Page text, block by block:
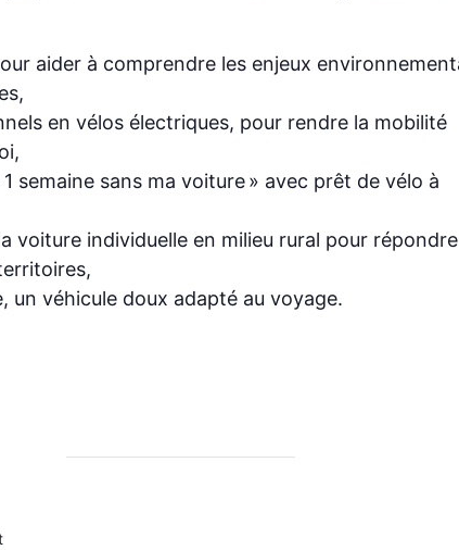
aider à comprendre les enjeux
en vélos électriques, pour rendre la mobilité
semaine sans ma voiture » avec prêt de vélo à
voiture individuelle en milieu rural pour répondre
un véhicule doux adapté au voyage.